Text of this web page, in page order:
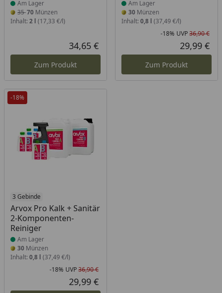
Am Lager
3570 Münzen
Inhalt: 2 l (17,33 €/l)
Aktueller Preis
34,65 €
Zum Produkt
Am Lager
30Münzen
Inhalt: 0,8 l (37,49 €/l)
-18% UVP36,90 €
29,99 €
Zum Produkt
-18%
3 Gebinde
Arvox Pro Kalk + Sanitär
2-Komponenten-
Reiniger
Produkt am Lager
Am Lager
30 Münzen
Inhalt: 0,8 l (37,49 €/l)
Rabatt in Prozent
-18%
Ursprünglicher Preis
UVP36,90 €
Aktueller Preis
29,99 €